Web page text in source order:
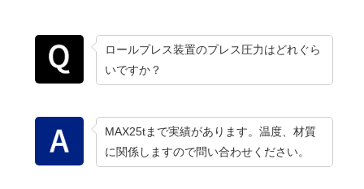
ロールプレス装置のプレス圧力はどれぐら
いですか？
MAX25tまで実績があります。温度、材質
に関係しますので問い合わせください。